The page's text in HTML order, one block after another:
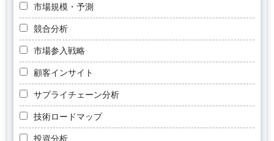
市場規模・予測
競合分析
市場参入戦略
顧客インサイト
サプライチェーン分析
技術ロードマップ
投資分析